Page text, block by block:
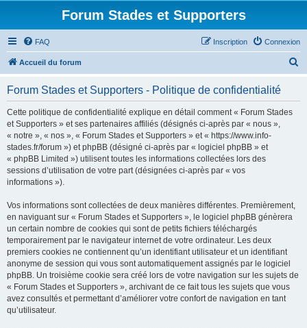
Forum Stades et Supporters
FAQ Connexion
Inscription
Accueil du forum
Forum Stades et Supporters - Politique de confidentialité
Cette politique de confidentialité explique en détail comment « Forum Stades
et Supporters » et ses partenaires affiliés (désignés ci-après par « nous »,
« notre », « nos », « Forum Stades et Supporters » et « https://www.info-
stades.fr/forum ») et phpBB (désigné ci-après par « logiciel phpBB » et
« phpBB Limited ») utilisent toutes les informations collectées lors des
sessions d’utilisation de votre part (désignées ci-après par « vos
informations »).
Vos informations sont collectées de deux manières différentes. Premièrement,
en naviguant sur « Forum Stades et Supporters », le logiciel phpBB génèrera
un certain nombre de cookies qui sont de petits fichiers téléchargés
temporairement par le navigateur internet de votre ordinateur. Les deux
premiers cookies ne contiennent qu’un identifiant utilisateur et un identifiant
anonyme de session qui vous sont automatiquement assignés par le logiciel
phpBB. Un troisième cookie sera créé lors de votre navigation sur les sujets de
« Forum Stades et Supporters », archivant de ce fait tous les sujets que vous
avez consultés et permettant d’améliorer votre confort de navigation en tant
qu’utilisateur.